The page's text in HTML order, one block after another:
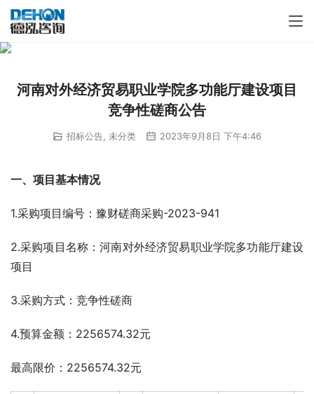
河南对外经济贸易职业学院多功能厅建设项目
竞争性磋商公告
招标公告 未分类 2023年9月8日 下午4:46
一、项目基本情况
1.采购项目编号：豫财磋商采购-2023-941
2.采购项目名称：河南对外经济贸易职业学院多功能厅建设
项目
3.采购方式：竞争性磋商
4.预算金额：2256574.32元
最高限价：2256574.32元